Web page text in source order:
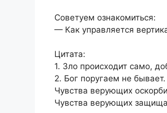
Советуем ознакомиться:
— Как управляется
Цитата:
1. Зло происходит само,
2. Бог поругаем не бывает.
Чувства верующих
Чувства верующих